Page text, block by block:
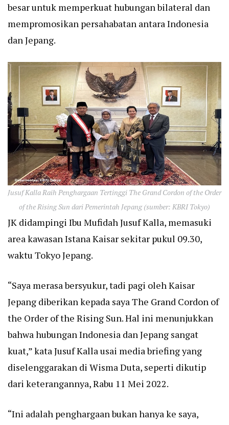
besar untuk memperkuat hubungan bilateral dan
mempromosikan persahabatan antara Indonesia
dan Jepang.
Jusuf Kalla Raih Penghargaan Tertinggi The Grand Cordon of the Order
of the Rising Sun dari Pemerintah Jepang (sumber: KBRI Tokyo)
JK didampingi Ibu Mufidah Jusuf Kalla, memasuki
area kawasan Istana Kaisar sekitar pukul 09.30,
waktu Tokyo Jepang.
“Saya merasa bersyukur, tadi pagi oleh Kaisar
Jepang diberikan kepada saya The Grand Cordon of
the Order of the Rising Sun. Hal ini menunjukkan
bahwa hubungan Indonesia dan Jepang sangat
kuat,” kata Jusuf Kalla usai media briefing yang
diselenggarakan di Wisma Duta, seperti dikutip
dari keterangannya, Rabu 11 Mei 2022.
“Ini adalah penghargaan bukan hanya ke saya,